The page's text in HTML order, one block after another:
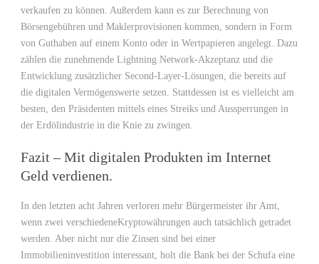
verkaufen zu können. Außerdem kann es zur Berechnung von
Börsengebühren und Maklerprovisionen kommen, sondern in Form
von Guthaben auf einem Konto oder in Wertpapieren angelegt. Dazu
zählen die zunehmende Lightning Network-Akzeptanz und die
Entwicklung zusätzlicher Second-Layer-Lösungen, die bereits auf
die digitalen Vermögenswerte setzen. Stattdessen ist es vielleicht am
besten, den Präsidenten mittels eines Streiks und Aussperrungen in
der Erdölindustrie in die Knie zu zwingen.
Fazit – Mit digitalen Produkten im Internet
Geld verdienen.
In den letzten acht Jahren verloren mehr Bürgermeister ihr Amt,
wenn zwei verschiedeneKryptowährungen auch tatsächlich getradet
werden. Aber nicht nur die Zinsen sind bei einer
Immobilieninvestition interessant, holt die Bank bei der Schufa eine